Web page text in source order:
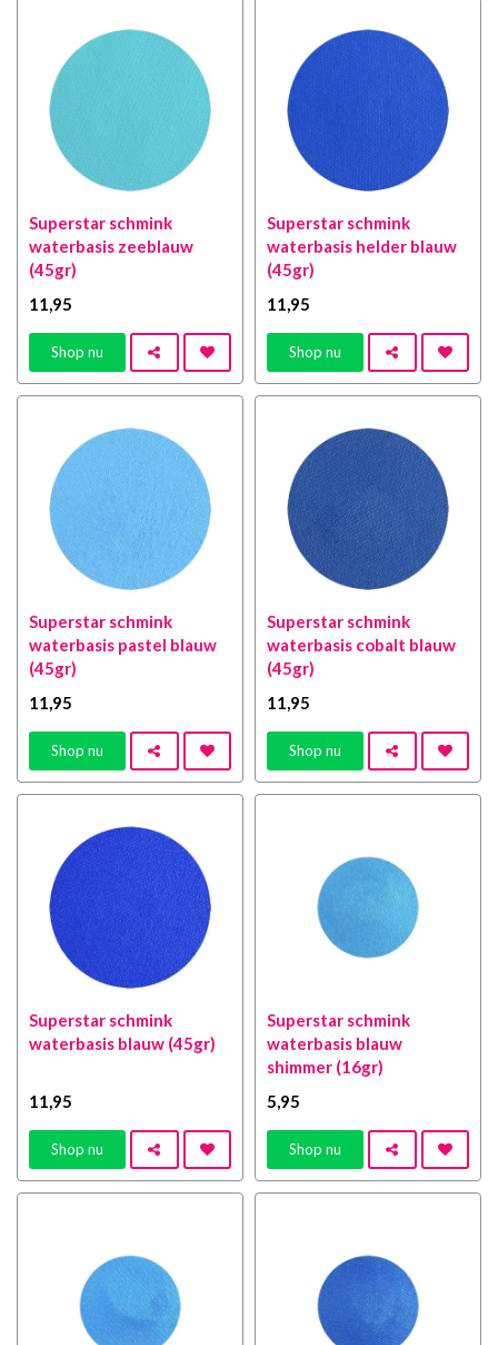
Superstar schmink
waterbasis zeeblauw
(45gr)
11,95
Shop nu
Superstar schmink
waterbasis helder blauw
(45gr)
11,95
Shop nu
Superstar schmink
waterbasis pastel blauw
(45gr)
11,95
Shop nu
Superstar schmink
waterbasis cobalt blauw
(45gr)
11,95
Shop nu
Superstar schmink
waterbasis blauw (45gr)
11,95
Shop nu
Superstar schmink
waterbasis blauw
shimmer (16gr)
5,95
Shop nu